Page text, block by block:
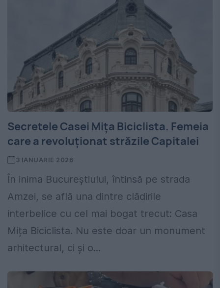
Secretele Casei Mița Biciclista. Femeia
care a revoluționat străzile Capitalei
3 IANUARIE 2026
În inima Bucureștiului, întinsă pe strada
Amzei, se află una dintre clădirile
interbelice cu cel mai bogat trecut: Casa
Mița Biciclista. Nu este doar un monument
arhitectural, ci și o...